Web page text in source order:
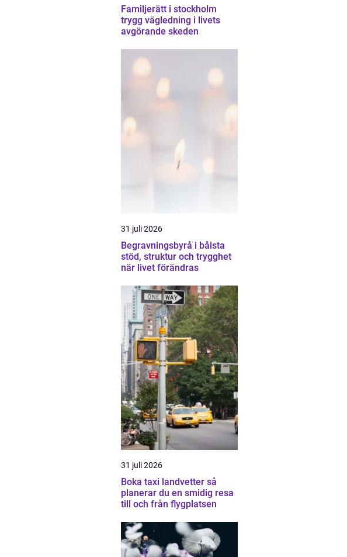
Familjerätt i stockholm
trygg vägledning i livets
avgörande skeden
31 juli 2026
Begravningsbyrå i bålsta
stöd, struktur och trygghet
när livet förändras
31 juli 2026
Boka taxi landvetter så
planerar du en smidig resa
till och från flygplatsen